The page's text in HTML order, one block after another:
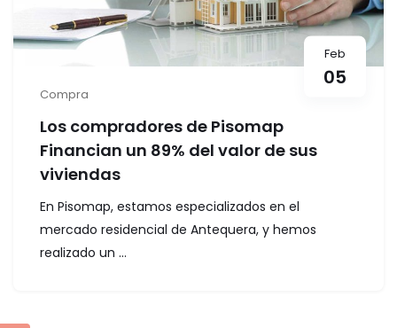
Feb
05
Compra
Los compradores de Pisomap
Financian un 89% del valor de sus
viviendas
En Pisomap, estamos especializados en el
mercado residencial de Antequera, y hemos
realizado un ...